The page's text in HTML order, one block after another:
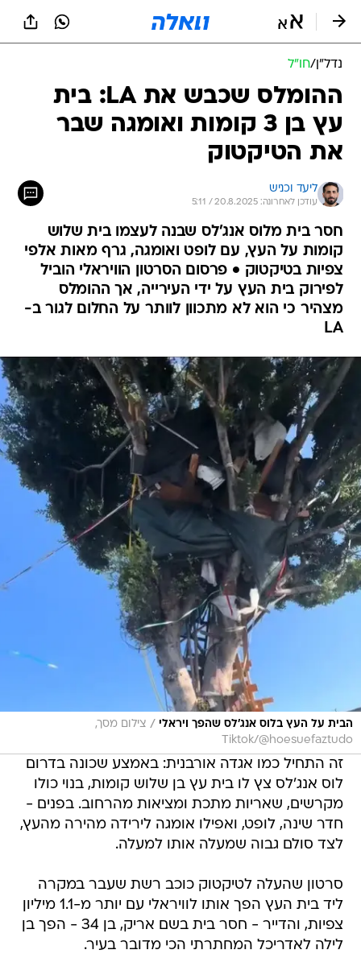
נדל״ן/חו"ל
ההומלס שכבש את LA: בית
עץ בן 3 קומות ואומגה שבר
את הטיקטוק
ליעד וכניש
עודכן לאחרונה: 20.8.2025 / 5:11
חסר בית מלוס אנג'לס שבנה לעצמו בית שלוש
קומות על העץ, עם לופט ואומגה, גרף מאות אלפי
צפיות בטיקטוק • פרסום הסרטון הוויראלי הוביל
לפירוק בית העץ על ידי העירייה, אך ההומלס
מצהיר כי הוא לא מתכוון לוותר על החלום לגור ב-
LA
הבית על העץ בלוס אנג'לס שהפך ויראלי / צילום מסך,
Tiktok/@hoesuefaztudo
זה התחיל כמו אגדה אורבנית: באמצע שכונה בדרום
לוס אנג'לס צץ לו בית עץ בן שלוש קומות, בנוי כולו
מקרשים, שאריות מתכת ומציאות מהרחוב. בפנים -
חדר שינה, לופט, ואפילו אומגה לירידה מהירה מהעץ,
לצד סולם גבוה שמעלה אותו למעלה.
סרטון שהעלה לטיקטוק כוכב רשת שעבר במקרה
ליד בית העץ הפך אותו לוויראלי עם יותר מ-1.1 מיליון
צפיות, והדייר - חסר בית בשם אריק, בן 34 - הפך בן
לילה לאדריכל המחתרתי הכי מדובר בעיר.